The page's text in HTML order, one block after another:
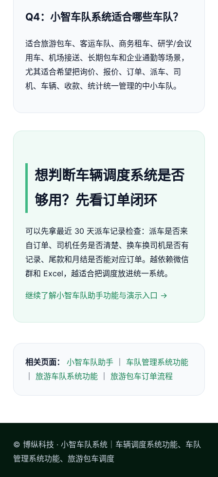
Q4：小智车队系统适合哪些车队？
适合旅游包车、客运车队、商务租车、研学/会议
用车、机场接送、长期包车和企业通勤等场景，
尤其适合希望把询价、报价、订单、派车、司
机、车辆、收款、统计统一管理的中小车队。
想判断车辆调度系统是否
够用？先看订单闭环
可以先拿最近 30 天派车记录检查：派车是否来
自订单、司机任务是否清楚、换车换司机是否有
记录、尾款和月结是否能对应订单。越依赖微信
群和 Excel，越适合把调度放进统一系统。
继续了解小智车队助手功能与演示入口 →
相关页面： 小智车队助手｜ 车队管理系统功能
旅游车队系统功能｜ 旅游包车订单流程
© 博纵科技 · 小智车队系统｜车辆调度系统功能、车队
管理系统功能、旅游包车调度